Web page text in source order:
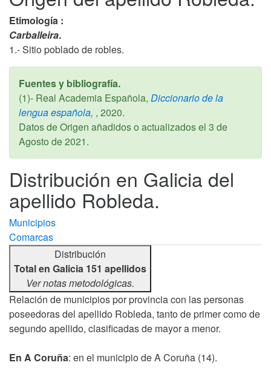
Etimología :
Carballeira.
1.- Sitio poblado de robles.
Fuentes y bibliografía.
(1)- Real Academia Española, Diccionario de la
lengua española, , 2020.
Datos de Origen añadidos o actualizados el 3 de
Agosto de 2021.
Distribución en Galicia del
apellido Robleda.
Municipios
Comarcas
Distribución
Total en Galicia 151 apellidos
Ver notas metodológicas.
Relación de municipios por provincia con las personas
poseedoras del apellido Robleda, tanto de primer como de
segundo apellido, clasificadas de mayor a menor.
En A Coruña: en el municipio de A Coruña (14).